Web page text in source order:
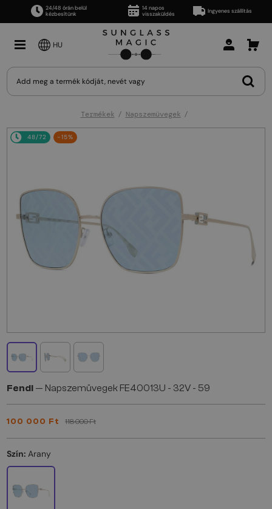
24/48 órán belül
kézbesítünk
14 napos
visszaküldés
Ingyenes szállítás
HU
Termékek Napszemüvegek
48/72 -15%
Fendi — Napszemüvegek FE40013U - 32V - 59
100 000 Ft 118 000 Ft
Szín: Arany